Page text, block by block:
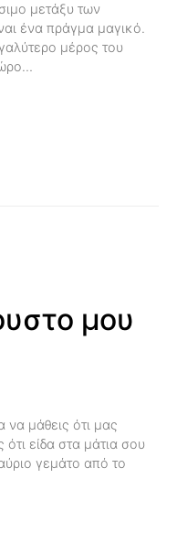
μετάξυ των
ένα πράγμα μαγικό.
μέρος του
μου
να μάθεις ότι μας
είδα στα μάτια σου
γεμάτο από το